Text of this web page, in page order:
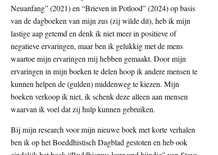
Neuanfang” (2021) en “Brieven in Potlood” (2024) op basis
van de dagboeken van mijn zus (zij wilde dit), heb ik mijn
lastige aap getemd en denk ik niet meer in positieve of
negatieve ervaringen, maar ben ik gelukkig met de mens
waartoe mijn ervaringen mij hebben gemaakt. Door mijn
ervaringen in mijn boeken te delen hoop ik andere mensen te
kunnen helpen de (gulden) middenweg te kiezen. Mijn
boeken verkoop ik niet, ik schenk deze alleen aan mensen
waarvan ik voel dat zij hulp kunnen gebruiken.
Bij mijn research voor mijn nieuwe boek met korte verhalen
ben ik op het Boeddhistisch Dagblad gestoten en heb ook